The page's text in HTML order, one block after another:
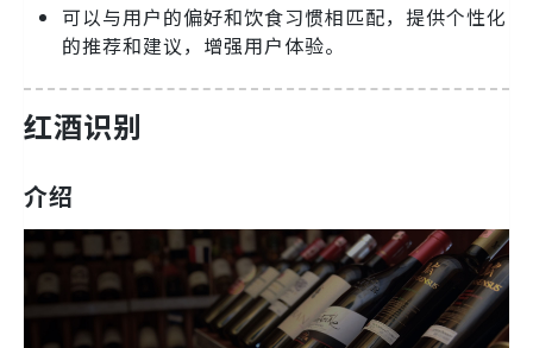
可以与用户的偏好和饮食习惯相匹配，提供个性化
的推荐和建议，增强用户体验。
红酒识别
介绍